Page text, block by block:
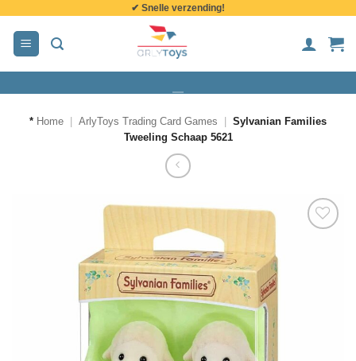
inhoud
✔ Snelle verzending!
* Home ArlyToys Trading Card Games
Sylvanian Families
Tweeling Schaap 5621